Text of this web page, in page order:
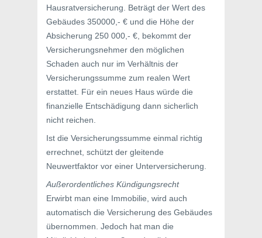
Hausratversicherung. Beträgt der Wert des
Gebäudes 350000,- € und die Höhe der
Absicherung 250 000,- €, bekommt der
Versicherungsnehmer den möglichen
Schaden auch nur im Verhältnis der
Versicherungssumme zum realen Wert
erstattet. Für ein neues Haus würde die
finanzielle Entschädigung dann sicherlich
nicht reichen.
Ist die Versicherungssumme einmal richtig
errechnet, schützt der gleitende
Neuwertfaktor vor einer Unterversicherung.
Außerordentliches Kündigungsrecht
Erwirbt man eine Immobilie, wird auch
automatisch die Versicherung des Gebäudes
übernommen. Jedoch hat man die